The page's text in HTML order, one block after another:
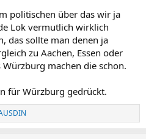
politischen über das wir ja
Lok vermutlich wirklich
das sollte man denen ja
zu Aachen, Essen oder
machen die schon.
für Würzburg gedrückt.